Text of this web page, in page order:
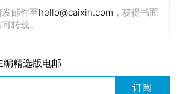
邮件至hello@caixin.com ，获得书面
转载。
编精选版电邮
订阅